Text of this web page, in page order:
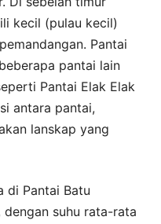
kecil (pulau kecil)
Pantai
pantai lain
Pantai Elak Elak
antara pantai,
lanskap yang
di Pantai Batu
suhu rata-rata